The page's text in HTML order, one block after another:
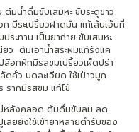
มน้ำดื่มขับเสมหะ ขับระดูขาว
มีระเปรี้ยวฝาดมัน แก้เส้นเอ็นที่
ะทาน เป็นยาถ่าย ขับเสมหะ
ยว ต้มเอาน้ำสระผมแก้รังแค
อกฝักมีรสขมเปรี้ยวเผ็ดปร่า
คั่ว บดละเอียด ใช้เป่าจมูก
รากมีรสขม แก้ไข้
หลังคลอด ต้มดื่มขับลม ลด
ยยังใช้เข้ายาหลายตำรับของ